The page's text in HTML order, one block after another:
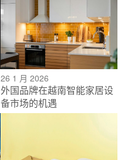
26 1 月 2026
外国品牌在越南智能家居设
备市场的机遇